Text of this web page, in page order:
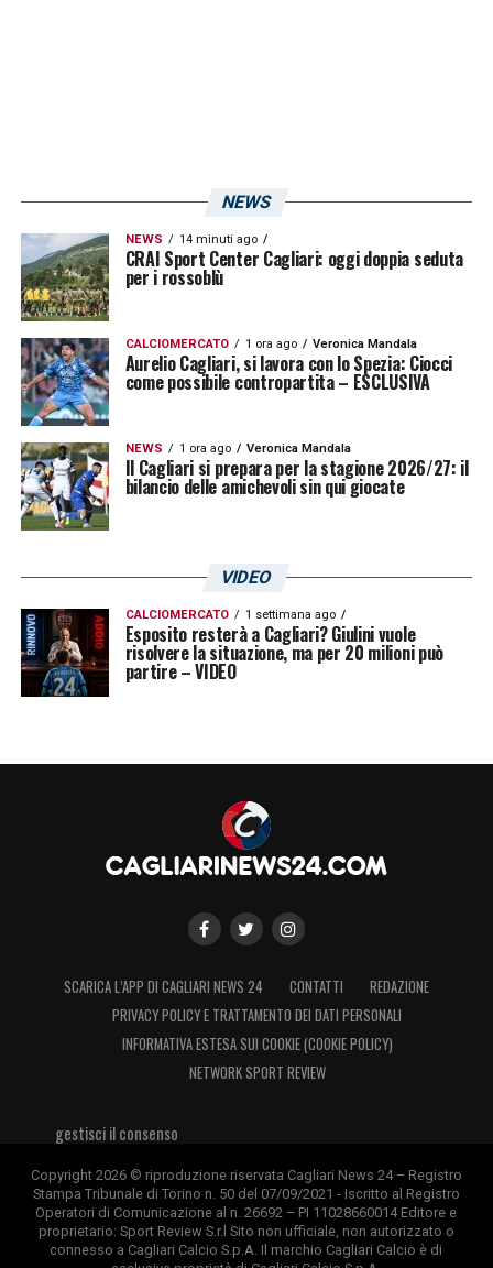
NEWS
NEWS 14 minuti ago
CRAI Sport Center Cagliari: oggi doppia seduta
per i rossoblù
CALCIOMERCATO 1 ora ago Veronica Mandala
Aurelio Cagliari, si lavora con lo Spezia: Ciocci
come possibile contropartita – ESCLUSIVA
NEWS 1 ora ago Veronica Mandala
Il Cagliari si prepara per la stagione 2026/27: il
bilancio delle amichevoli sin qui giocate
VIDEO
CALCIOMERCATO 1 settimana ago
Esposito resterà a Cagliari? Giulini vuole
risolvere la situazione, ma per 20 milioni può
partire – VIDEO
SCARICA L’APP DI CAGLIARI NEWS 24 CONTATTI
REDAZIONE
PRIVACY POLICY E TRATTAMENTO DEI DATI PERSONALI
INFORMATIVA ESTESA SUI COOKIE (COOKIE POLICY)
NETWORK SPORT REVIEW
gestisci il consenso
Copyright 2026 © riproduzione riservata Cagliari News 24 – Registro
Stampa Tribunale di Torino n. 50 del 07/09/2021 - Iscritto al Registro
Operatori di Comunicazione al n. 26692 – PI 11028660014 Editore e
proprietario: Sport Review S.r.l Sito non ufficiale, non autorizzato o
connesso a Cagliari Calcio S.p.A. Il marchio Cagliari Calcio è di